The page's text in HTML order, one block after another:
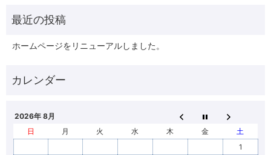
ホームページをリニューアルしました。
2026年 8月
日
月 火 水 木 金
土
1